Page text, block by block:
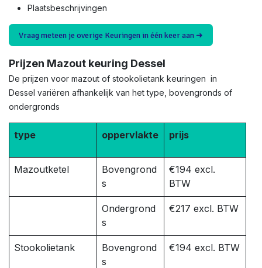
Plaatsbeschrijvingen
Vraag meteen je overige Keuringen in één keer aan ➜
Prijzen Mazout keuring Dessel
De prijzen voor mazout of stookolietank keuringen in
Dessel variëren afhankelijk van het type, bovengronds of
ondergronds
type oppervlakte prijs
Mazoutketel
Bovengrond
s
€194 excl.
BTW
Ondergrond
s
€217 excl. BTW
Stookolietank
Bovengrond
s
€194 excl. BTW